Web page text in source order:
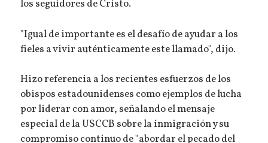
los seguidores de Cristo.
"Igual de importante es el desafío de ayudar a los
fieles a vivir auténticamente este llamado", dijo.
Hizo referencia a los recientes esfuerzos de los
obispos estadounidenses como ejemplos de lucha
por liderar con amor, señalando el mensaje
especial de la USCCB sobre la inmigración y su
compromiso continuo de "abordar el pecado del